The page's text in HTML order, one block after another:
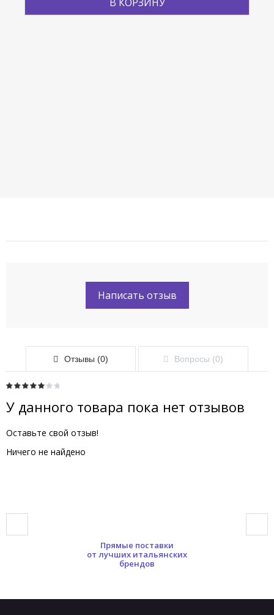
Написать отзыв
Отзывы (0) Вопросы (0)
У данного товара пока нет отзывов
Оставьте свой отзыв!
Ничего не найдено
Прямые поставки
от лучших итальянских
брендов